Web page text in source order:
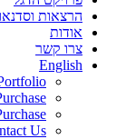
הרצאות
אודות
צרו קשר
English
Us